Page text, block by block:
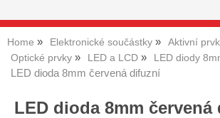
Home Elektronické součástky
Aktivní
Optické prvky
LED a LCD LED diody
LED dioda 8mm červená difuzní
LED dioda 8mm